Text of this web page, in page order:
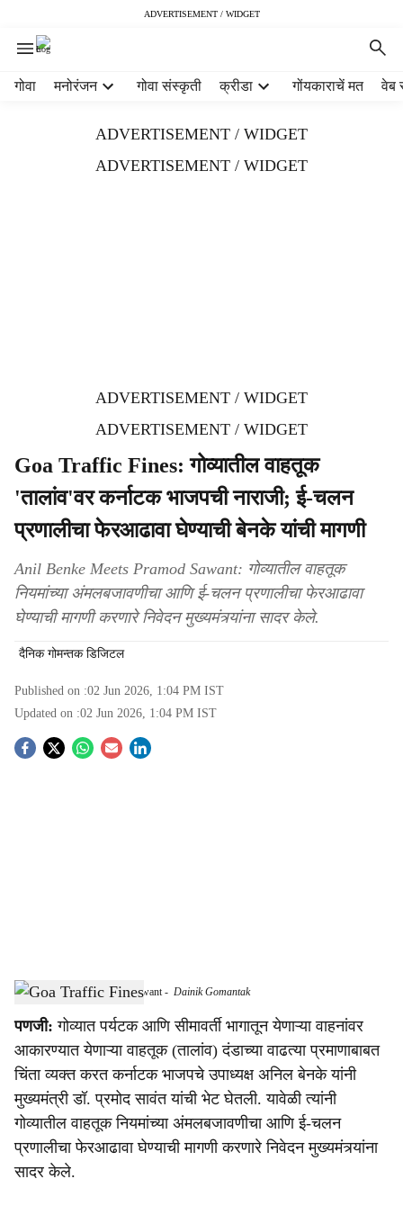
ADVERTISEMENT / WIDGET
गोवा मनोरंजन गोवा संस्कृती क्रीडा गोंयकाराचें मत वेब
ADVERTISEMENT / WIDGET
ADVERTISEMENT / WIDGET
ADVERTISEMENT / WIDGET
ADVERTISEMENT / WIDGET
Goa Traffic Fines: गोव्यातील वाहतूक
'तालांव'वर कर्नाटक भाजपची नाराजी; ई-चलन
प्रणालीचा फेरआढावा घेण्याची बेनके यांची मागणी
Anil Benke Meets Pramod Sawant: गोव्यातील वाहतूक
नियमांच्या अंमलबजावणीचा आणि ई-चलन प्रणालीचा फेरआढावा
घेण्याची मागणी करणारे निवेदन मुख्यमंत्र्यांना सादर केले.
दैनिक गोमन्तक डिजिटल
Published on :02 Jun 2026, 1:04 PM IST
Updated on :02 Jun 2026, 1:04 PM IST
S
a
r
e
Anil Benke Meets Pramod Sawant- Dainik Gomantak
पणजी: गोव्यात पर्यटक आणि सीमावर्ती भागातून येणाऱ्या वाहनांवर
आकारण्यात येणाऱ्या वाहतूक (तालांव) दंडाच्या वाढत्या प्रमाणाबाबत
चिंता व्यक्त करत कर्नाटक भाजपचे उपाध्यक्ष अनिल बेनके यांनी
मुख्यमंत्री डॉ. प्रमोद सावंत यांची भेट घेतली. यावेळी त्यांनी
गोव्यातील वाहतूक नियमांच्या अंमलबजावणीचा आणि ई-चलन
प्रणालीचा फेरआढावा घेण्याची मागणी करणारे निवेदन मुख्यमंत्र्यांना
सादर केले.